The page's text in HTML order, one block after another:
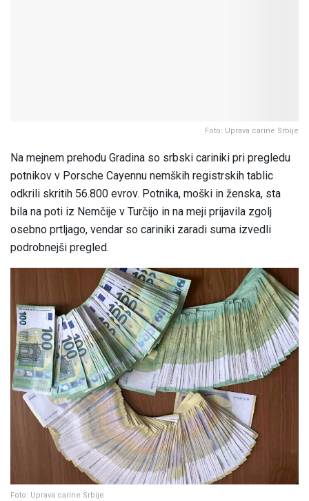
Foto: Uprava carine Srbije
Na mejnem prehodu Gradina so srbski cariniki pri pregledu
potnikov v Porsche Cayennu nemških registrskih tablic
odkrili skritih 56.800 evrov. Potnika, moški in ženska, sta
bila na poti iz Nemčije v Turčijo in na meji prijavila zgolj
osebno prtljago, vendar so cariniki zaradi suma izvedli
podrobnejši pregled.
Foto: Uprava carine Srbije